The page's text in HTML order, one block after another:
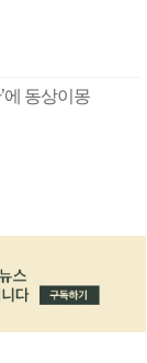
에 동상이몽